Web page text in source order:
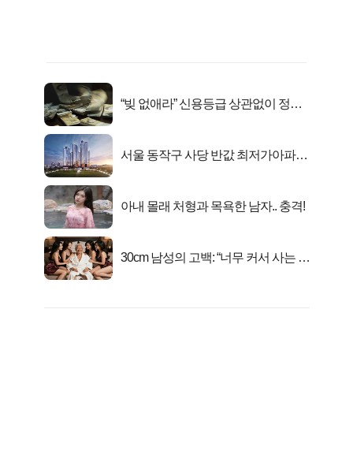
“빚 없애라” 신용등급 상관없이 정부
서울 동작구 사당 반값 최저가아파트
아내 몰래 처형과 목욕한 남자.. 충격!
30cm 남성의 고백: “너무 커서 사는 게